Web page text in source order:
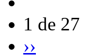
1 de 27
››